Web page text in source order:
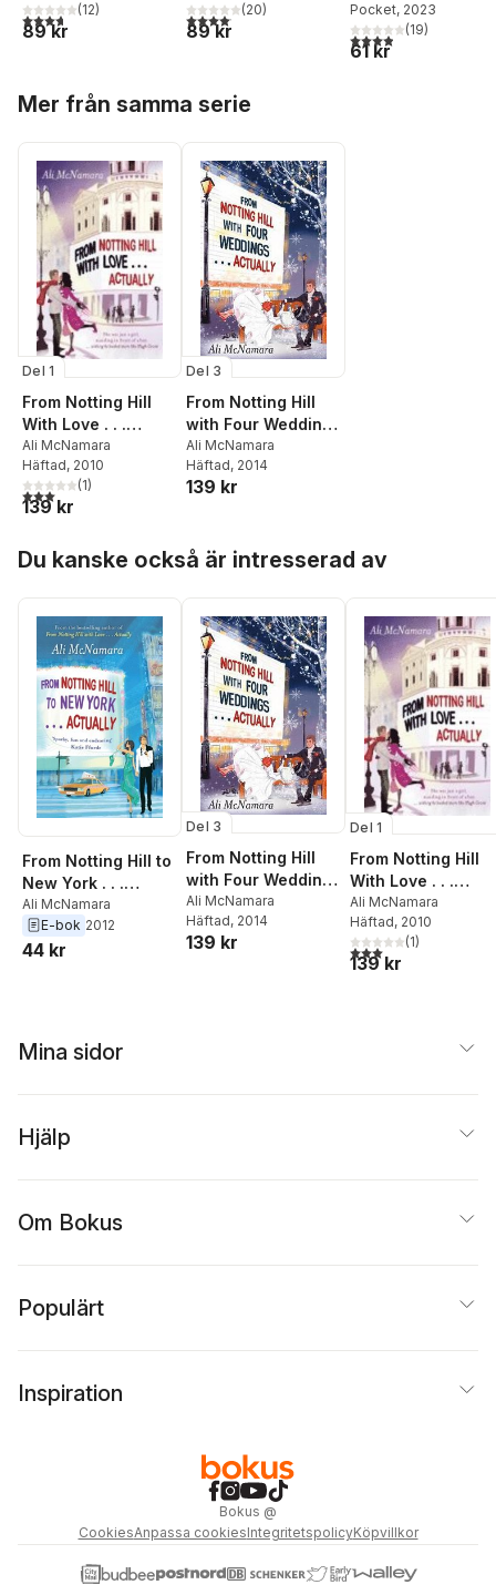
3,7utav 5 stjärnor. Totalt antal röster:
(12)
89 kr
4,1utav 5 stjärnor. Totalt antal röster:
(20)
89 kr
Pocket, 2023
3,9utav 5 stjärnor.
(19)
61 kr
Mer från samma serie
Del 1
From Notting Hill
With Love . . .
Actually
Ali McNamara
Häftad, 2010
3,0utav 5 stjärnor. Totalt antal röster:
(1)
139 kr
Del 3
From Notting Hill
with Four Weddings
. . . Actually
Ali McNamara
Häftad, 2014
139 kr
Du kanske också är intresserad av
From Notting Hill to
New York . . .
Actually
Ali McNamara
E-bok 2012
44 kr
Del 3
From Notting Hill
with Four Weddings
. . . Actually
Ali McNamara
Häftad, 2014
139 kr
Del 1
From Notting Hill
With Love . . .
Actually
Ali McNamara
Häftad, 2010
3,0utav 5 stjärnor.
(1)
139 kr
Mina sidor
Hjälp
Om Bokus
Populärt
Inspiration
Bokus @
CookiesAnpassa cookiesIntegritetspolicyKöpvillkor